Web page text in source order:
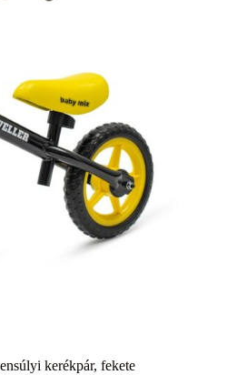
kerékpár, fekete